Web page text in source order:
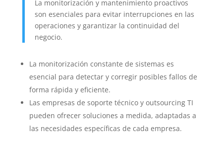
La monitorización y mantenimiento proactivos
son esenciales para evitar interrupciones en las
operaciones y garantizar la continuidad del
negocio.
La monitorización constante de sistemas es
esencial para detectar y corregir posibles fallos de
forma rápida y eficiente.
Las empresas de soporte técnico y outsourcing TI
pueden ofrecer soluciones a medida, adaptadas a
las necesidades específicas de cada empresa.